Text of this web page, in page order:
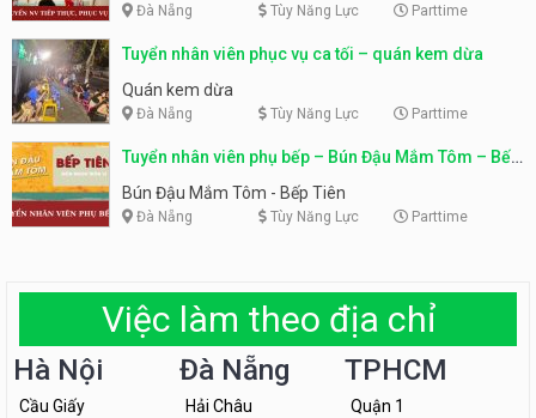
Đà Nẵng Tùy Năng Lực Parttime
Tuyển nhân viên phục vụ ca tối – quán kem dừa
Quán kem dừa
Đà Nẵng Tùy Năng Lực Parttime
Tuyển nhân viên phụ bếp – Bún Đậu Mắm Tôm – Bếp
Tiên
Bún Đậu Mắm Tôm - Bếp Tiên
Đà Nẵng Tùy Năng Lực Parttime
Việc làm theo địa chỉ
Hà Nội
Cầu Giấy
Đà Nẵng
Hải Châu
TPHCM
Quận 1